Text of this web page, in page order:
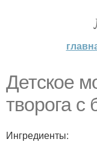
Детское
творога с
Ингредиенты: